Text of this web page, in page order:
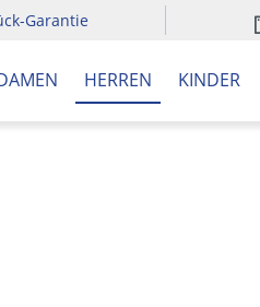
Garantie
HERREN KINDER